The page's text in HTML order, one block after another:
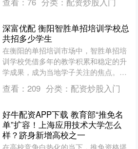
适合零基础小白，怎么选才不....
深富优配 衡阳智胜单招培训学校总
共招多少学生
在衡阳的单招培训市场中，智胜单招培
训学校凭借多年的教学积累和稳定的升
学成果，成为当地学子关注的焦点。对
于想要通过单招实现升学目标的学生而
言，清晰了解学校的招生规....
查看： 209 分类： 配资炒股入门
好牛配资APP下载 教育部“推免名
单”扩容！上海应用技术大学怎么
样？跻身新增高校之一
在高校竞争白热化的当下，推免资格堪